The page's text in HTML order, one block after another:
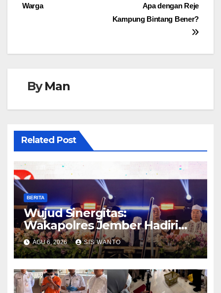
Apa dengan Reje
Kampung Bintang Bener?
Warga
ByMan
Related Post
BERITA
Wujud Sinergitas:
Wakapolres Jember Hadiri
Sholawat & Doa Sambut HUT
RI ke-81
AGU 6, 2026 SIS WANTO